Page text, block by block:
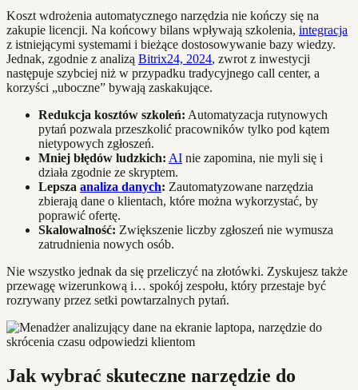
Koszt wdrożenia automatycznego narzędzia nie kończy się na
zakupie licencji. Na końcowy bilans wpływają szkolenia, integracja
z istniejącymi systemami i bieżące dostosowywanie bazy wiedzy.
Jednak, zgodnie z analizą Bitrix24, 2024, zwrot z inwestycji
następuje szybciej niż w przypadku tradycyjnego call center, a
korzyści „uboczne” bywają zaskakujące.
Redukcja kosztów szkoleń: Automatyzacja rutynowych
pytań pozwala przeszkolić pracowników tylko pod kątem
nietypowych zgłoszeń.
Mniej błędów ludzkich: AI nie zapomina, nie myli się i
działa zgodnie ze skryptem.
Lepsza analiza danych: Zautomatyzowane narzędzia
zbierają dane o klientach, które można wykorzystać, by
poprawić ofertę.
Skalowalność: Zwiększenie liczby zgłoszeń nie wymusza
zatrudnienia nowych osób.
Nie wszystko jednak da się przeliczyć na złotówki. Zyskujesz także
przewagę wizerunkową i… spokój zespołu, który przestaje być
rozrywany przez setki powtarzalnych pytań.
Jak wybrać skuteczne narzędzie do